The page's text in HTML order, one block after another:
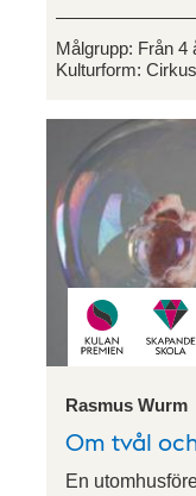
Målgrupp: Från 4
Kulturform: Cirkus
Rasmus Wurm
Om tvål
En